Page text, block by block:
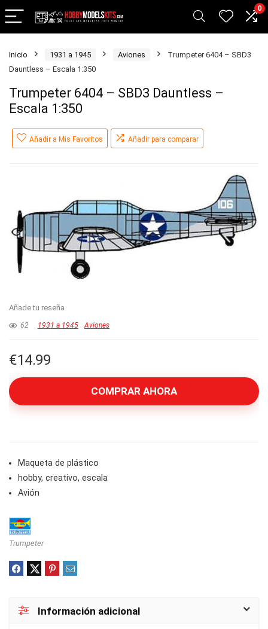
0
Inicio 1931 a 1945 Aviones
Trumpeter 6404 – SBD3
Dauntless – Escala 1:350
Trumpeter 6404 – SBD3 Dauntless –
Escala 1:350
Añadir a Mis Favoritos Añadir para comparar
Añade tu reseña
62 1931 a 1945 Aviones
€14.99
COMPRAR AHORA
Maqueta de plástico
hobby, creativo, escala
Avión
Trumpeter
Información adicional